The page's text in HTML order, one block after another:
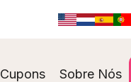
Cupons Sobre Nós